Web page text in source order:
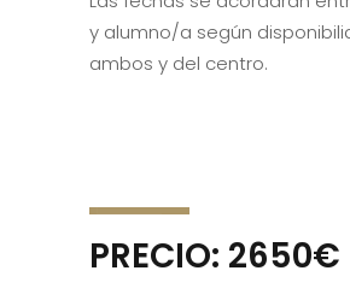
y alumno/a según
ambos y del centro.
PRECIO: 2650€